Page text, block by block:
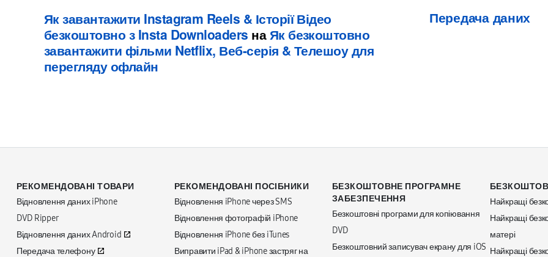
Як завантажити Instagram Reels & Історії Відео
безкоштовно з Insta Downloaders на Як безкоштовно
завантажити фільми Netflix, Веб-серія & Телешоу для
перегляду офлайн
Передача даних
РЕКОМЕНДОВАНІ ТОВАРИ
Відновлення даних iPhone
DVD Ripper
Відновлення даних Android
Передача телефону
РЕКОМЕНДОВАНІ ПОСІБНИКИ
Відновлення iPhone через SMS
Відновлення фотографій iPhone
Відновлення iPhone без iTunes
Виправити iPad & iPhone застряг на
БЕЗКОШТОВНЕ ПРОГРАМНЕ
ЗАБЕЗПЕЧЕННЯ
Безкоштовні програми для копіювання
DVD
Безкоштовний записувач екрану для iOS
Найкращі
Найкращі
матері
Найкращі